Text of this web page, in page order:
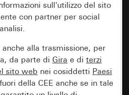
sull'utilizzo del sito
con partner per social
alla trasmissione, per
da parte di Gira e di terzi
sito web nei cosiddetti Paesi
della CEE anche se in tale